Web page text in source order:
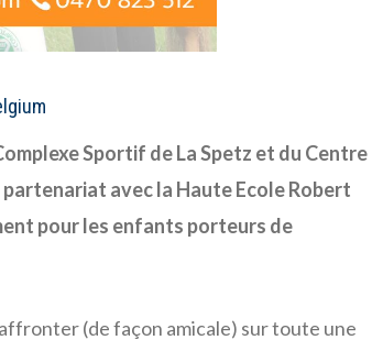
Sportif de La Spetz et du Centre
avec la Haute Ecole Robert
pour les enfants porteurs de
(de façon amicale) sur toute une